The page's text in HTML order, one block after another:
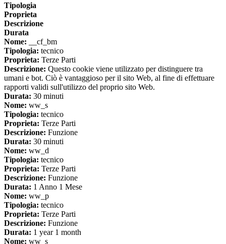
Tipologia
Proprieta
Descrizione
Durata
Nome: __cf_bm
Tipologia: tecnico
Proprieta: Terze Parti
Descrizione: Questo cookie viene utilizzato per distinguere tra
umani e bot. Ciò è vantaggioso per il sito Web, al fine di effettuare
rapporti validi sull'utilizzo del proprio sito Web.
Durata: 30 minuti
Nome: ww_s
Tipologia: tecnico
Proprieta: Terze Parti
Descrizione: Funzione
Durata: 30 minuti
Nome: ww_d
Tipologia: tecnico
Proprieta: Terze Parti
Descrizione: Funzione
Durata: 1 Anno 1 Mese
Nome: ww_p
Tipologia: tecnico
Proprieta: Terze Parti
Descrizione: Funzione
Durata: 1 year 1 month
Nome: ww_s